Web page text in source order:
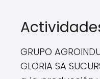
GRUPO
GLORIA SA